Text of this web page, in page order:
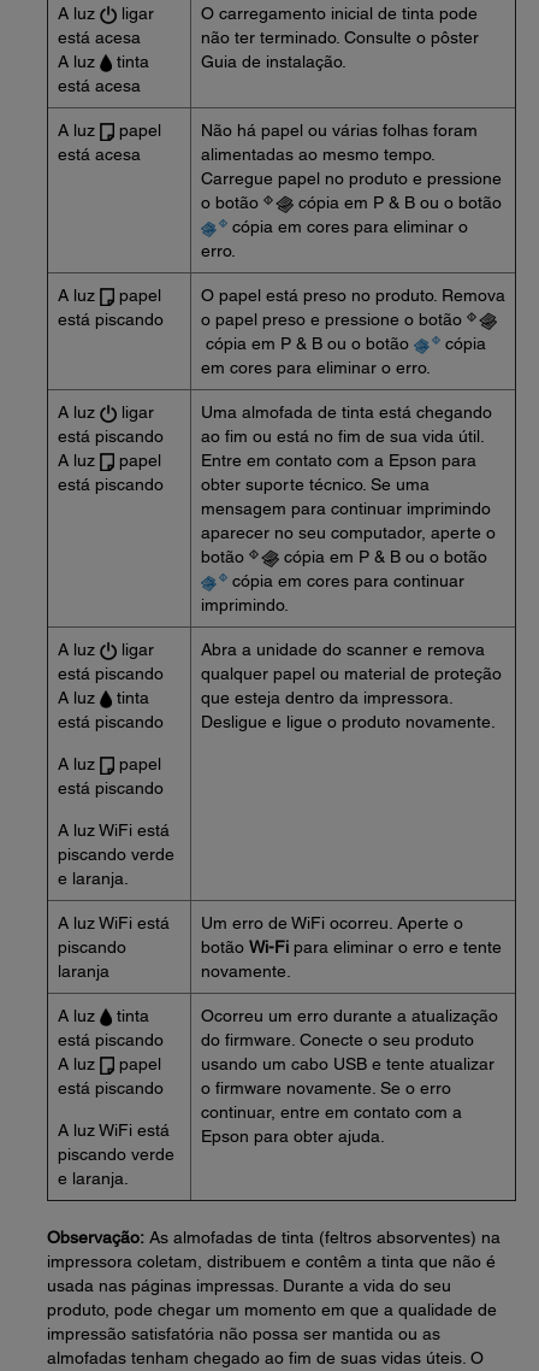
A luz
ligar
está acesa
A luz
tinta
está acesa
O carregamento inicial de tinta pode
não ter terminado. Consulte o pôster
Guia de instalação.
A luz
papel
está acesa
Não há papel ou várias folhas foram
alimentadas ao mesmo tempo.
Carregue papel no produto e pressione
o botão
cópia em P & B ou o botão
cópia em cores para eliminar o
erro.
A luz
papel
está piscando
O papel está preso no produto. Remova
o papel preso e pressione o botão
cópia em P & B ou o botão
cópia
em cores para eliminar o erro.
A luz
ligar
está piscando
A luz
papel
está piscando
Uma almofada de tinta está chegando
ao fim ou está no fim de sua vida útil.
Entre em contato com a Epson para
obter suporte técnico. Se uma
mensagem para continuar imprimindo
aparecer no seu computador, aperte o
botão
cópia em P & B ou o botão
cópia em cores para continuar
imprimindo.
A luz
ligar
está piscando
A luz
tinta
está piscando
A luz
papel
está piscando
A luz WiFi está
piscando verde
e laranja.
Abra a unidade do scanner e remova
qualquer papel ou material de proteção
que esteja dentro da impressora.
Desligue e ligue o produto novamente.
A luz WiFi está
piscando
laranja
Um erro de WiFi ocorreu. Aperte o
botão Wi-Fi para eliminar o erro e tente
novamente.
A luz
tinta
está piscando
A luz
papel
está piscando
A luz WiFi está
piscando verde
e laranja.
Ocorreu um erro durante a atualização
do firmware. Conecte o seu produto
usando um cabo USB e tente atualizar
o firmware novamente. Se o erro
continuar, entre em contato com a
Epson para obter ajuda.
Observação: As almofadas de tinta (feltros absorventes) na
impressora coletam, distribuem e contêm a tinta que não é
usada nas páginas impressas. Durante a vida do seu
produto, pode chegar um momento em que a qualidade de
impressão satisfatória não possa ser mantida ou as
almofadas tenham chegado ao fim de suas vidas úteis. O